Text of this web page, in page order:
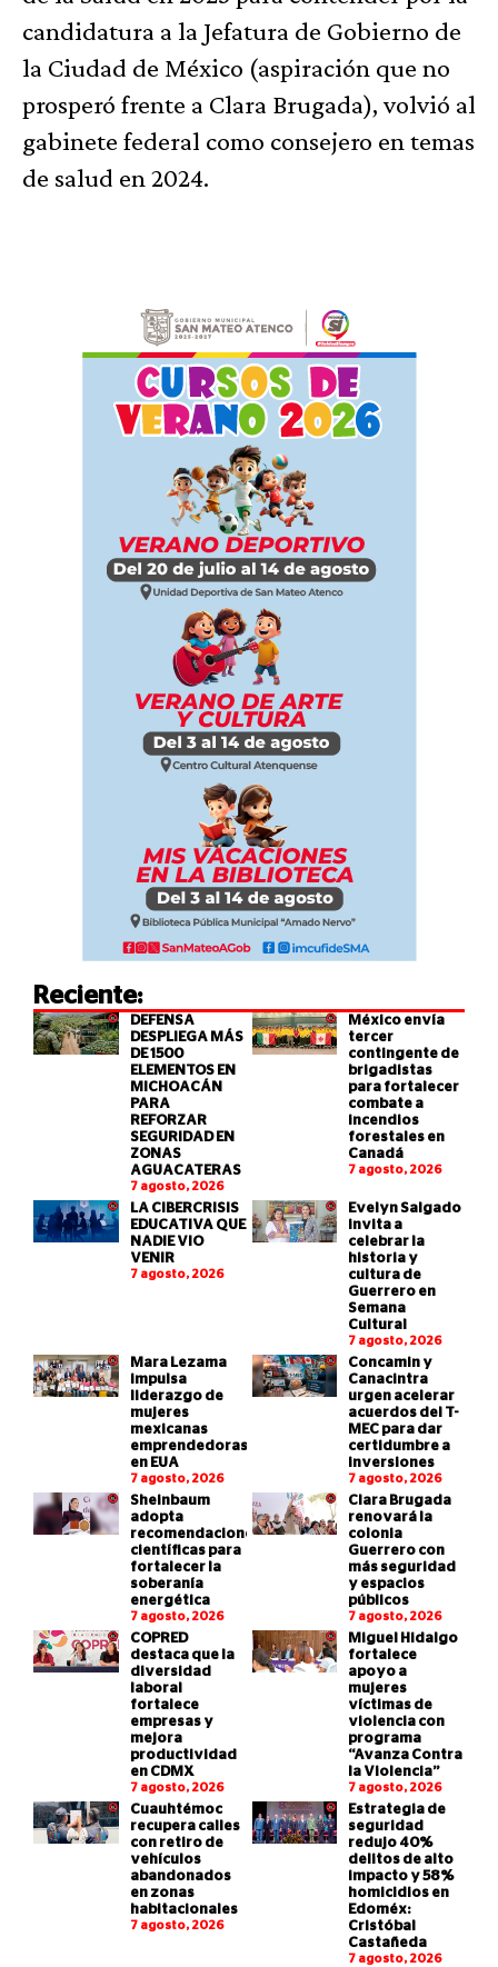
candidatura a la Jefatura de Gobierno de
la Ciudad de México (aspiración que no
prosperó frente a Clara Brugada), volvió al
gabinete federal como consejero en temas
de salud en 2024.
Reciente:
DEFENSA
DESPLIEGA MÁS
DE 1500
ELEMENTOS EN
MICHOACÁN
PARA
REFORZAR
SEGURIDAD EN
ZONAS
AGUACATERAS
7 agosto, 2026
México envía
tercer
contingente de
brigadistas
para fortalecer
combate a
incendios
forestales en
Canadá
7 agosto, 2026
LA CIBERCRISIS
EDUCATIVA QUE
NADIE VIO
VENIR
7 agosto, 2026
Evelyn Salgado
invita a
celebrar la
historia y
cultura de
Guerrero en
Semana
Cultural
7 agosto, 2026
Mara Lezama
impulsa
liderazgo de
mujeres
mexicanas
emprendedoras
en EUA
7 agosto, 2026
Concamin y
Canacintra
urgen acelerar
acuerdos del T-
MEC para dar
certidumbre a
inversiones
7 agosto, 2026
Sheinbaum
adopta
recomendaciones
científicas para
fortalecer la
soberanía
energética
7 agosto, 2026
Clara Brugada
renovará la
colonia
Guerrero con
más seguridad
y espacios
públicos
7 agosto, 2026
COPRED
destaca que la
diversidad
laboral
fortalece
empresas y
mejora
productividad
en CDMX
7 agosto, 2026
Miguel Hidalgo
fortalece
apoyo a
mujeres
víctimas de
violencia con
programa
“Avanza Contra
la Violencia”
7 agosto, 2026
Cuauhtémoc
recupera calles
con retiro de
vehículos
abandonados
en zonas
habitacionales
7 agosto, 2026
Estrategia de
seguridad
redujo 40%
delitos de alto
impacto y 58%
homicidios en
Edoméx:
Cristóbal
Castañeda
7 agosto, 2026